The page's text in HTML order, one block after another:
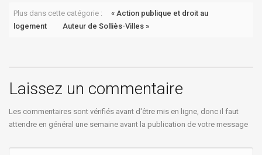
Plus dans cette catégorie :
« Action publique et droit au
logement
Auteur de Solliès-Villes »
Laissez un commentaire
Les commentaires sont vérifiés avant d'être mis en ligne, donc il faut
attendre en général une semaine avant la publication de votre message